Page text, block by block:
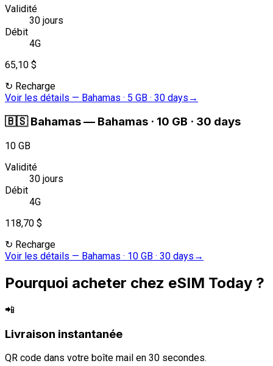
Validité
30 jours
Débit
4G
65,10 $
↻ Recharge
Voir les détails — Bahamas · 5 GB · 30 days →
🇧🇸 Bahamas— Bahamas · 10 GB · 30 days
10 GB
Validité
30 jours
Débit
4G
118,70 $
↻ Recharge
Voir les détails — Bahamas · 10 GB · 30 days →
Pourquoi acheter chez eSIM Today ?
📲
Livraison instantanée
QR code dans votre boîte mail en 30 secondes.